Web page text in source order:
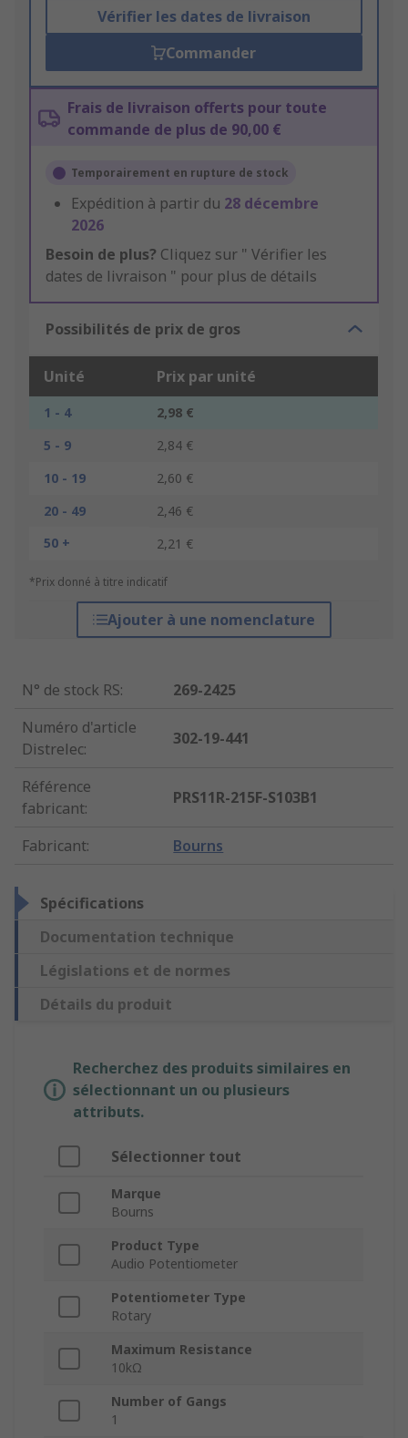
Vérifier les dates de livraison
Commander
Frais de livraison offerts pour toute
commande de plus de 90,00 €
Temporairement en rupture de stock
Expédition à partir du 28 décembre
2026
Besoin de plus? Cliquez sur " Vérifier les
dates de livraison " pour plus de détails
Possibilités de prix de gros
Unité Prix par unité
1 - 4
2,98 €
5 - 9
2,84 €
10 - 19
2,60 €
20 - 49
2,46 €
50 +
2,21 €
*Prix donné à titre indicatif
Ajouter à une nomenclature
N° de stock RS:
269-2425
Numéro d'article
Distrelec:
302-19-441
Référence
fabricant:
PRS11R-215F-S103B1
Fabricant: Bourns
Spécifications
Documentation technique
Législations et de normes
Détails du produit
Recherchez des produits similaires en
sélectionnant un ou plusieurs
attributs.
Sélectionner tout
Marque
Bourns
Product Type
Audio Potentiometer
Potentiometer Type
Rotary
Maximum Resistance
10kΩ
Number of Gangs
1